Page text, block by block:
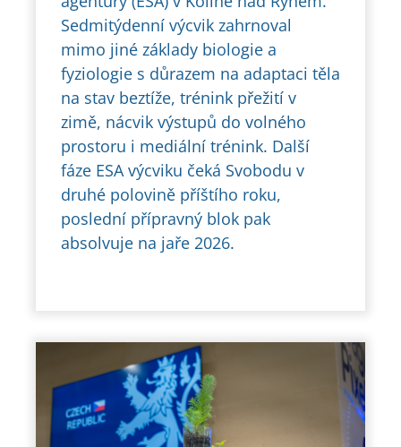
Sedmitýdenní výcvik zahrnoval
mimo jiné základy biologie a
fyziologie s důrazem na adaptaci těla
na stav beztíže, trénink přežití v
zimě, nácvik výstupů do volného
prostoru i mediální trénink. Další
fáze ESA výcviku čeká Svobodu v
druhé polovině příštího roku,
poslední přípravný blok pak
absolvuje na jaře 2026.